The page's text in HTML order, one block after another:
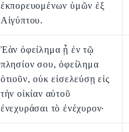
ἐκπορευομένων ὑμῶν ἐξ
Αἰγύπτου.
Ἐὰν ὀφείλημα ᾖ ἐν τῷ
πλησίον σου, ὀφείλημα
ὁτιοῦν, οὐκ εἰσελεύσῃ εἰς
τὴν οἰκίαν αὐτοῦ
ἐνεχυράσαι τὸ ἐνέχυρον·